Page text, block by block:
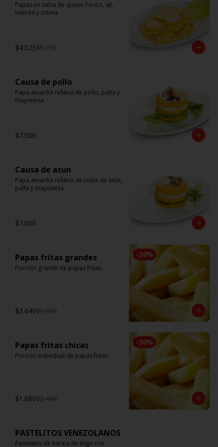
Papas en salsa de queso fresco, ají,
nueces y crema
$4.025$5.750
Causa de pollo
Papa amarilla rellena de pollo, palta y
mayonesa.
$7.500
Causa de atun
Papa amarilla rellena de colas de atún,
palta y mayonesa
$7.500
-30%
Papas fritas grandes
Porción grande de papas fritas.
$3.640$5.200
-30%
Papas fritas chicas
Porción individual de papas fritas.
$1.680$2.400
PASTELITOS VENEZOLANOS
Pastelitos de harina de trigo con